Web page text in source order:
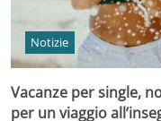
Notizie
Vacanze per single,
per un viaggio